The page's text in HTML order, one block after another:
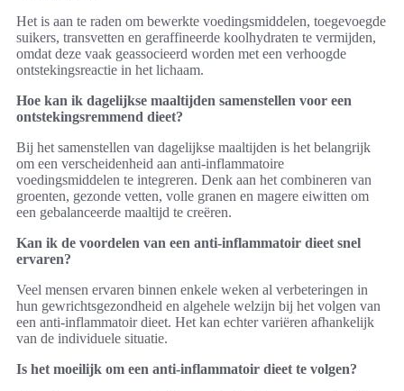
Het is aan te raden om bewerkte voedingsmiddelen, toegevoegde
suikers, transvetten en geraffineerde koolhydraten te vermijden,
omdat deze vaak geassocieerd worden met een verhoogde
ontstekingsreactie in het lichaam.
Hoe kan ik dagelijkse maaltijden samenstellen voor een
ontstekingsremmend dieet?
Bij het samenstellen van dagelijkse maaltijden is het belangrijk
om een verscheidenheid aan anti-inflammatoire
voedingsmiddelen te integreren. Denk aan het combineren van
groenten, gezonde vetten, volle granen en magere eiwitten om
een gebalanceerde maaltijd te creëren.
Kan ik de voordelen van een anti-inflammatoir dieet snel
ervaren?
Veel mensen ervaren binnen enkele weken al verbeteringen in
hun gewrichtsgezondheid en algehele welzijn bij het volgen van
een anti-inflammatoir dieet. Het kan echter variëren afhankelijk
van de individuele situatie.
Is het moeilijk om een anti-inflammatoir dieet te volgen?